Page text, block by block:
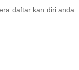
daftar kan diri anda